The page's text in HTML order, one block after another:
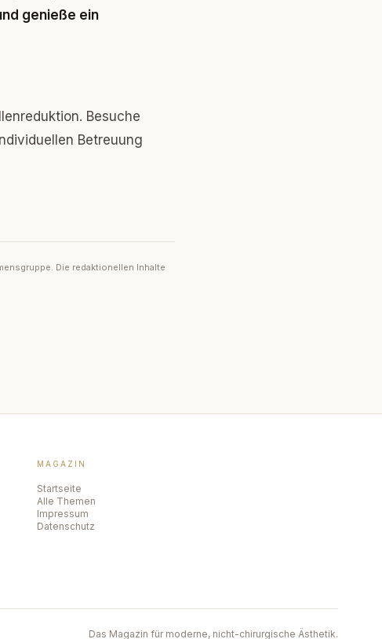
genieße ein
Besuche
Betreuung
Die redaktionellen Inhalte
MAGAZIN
Startseite
Alle Themen
Impressum
Datenschutz
Das Magazin für moderne, nicht-chirurgische Ästhetik.